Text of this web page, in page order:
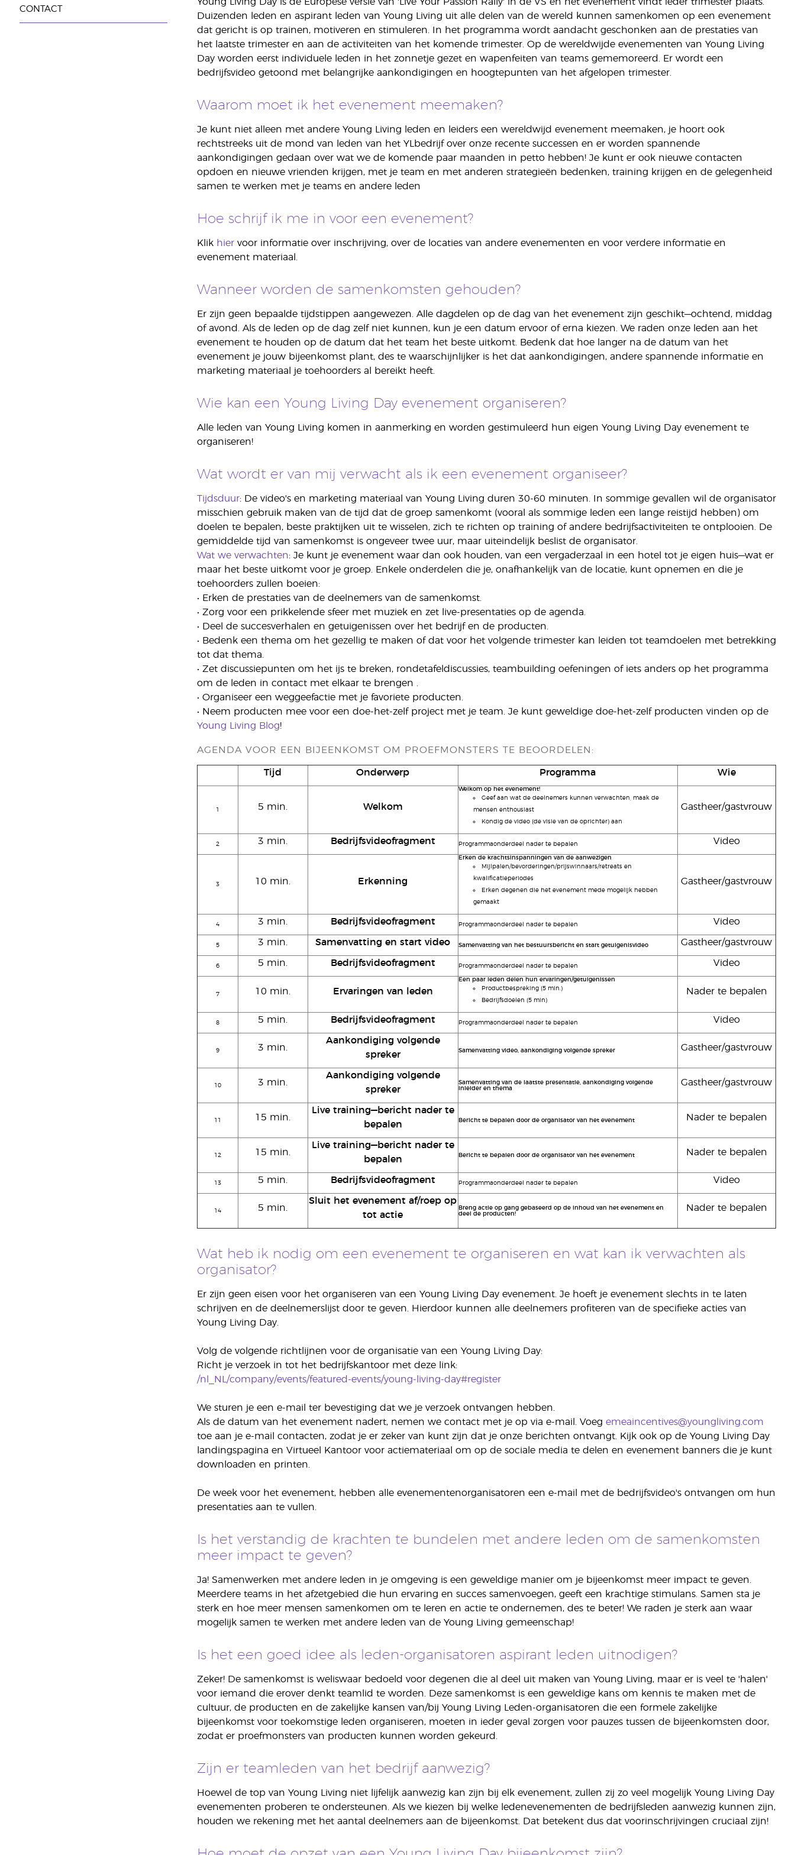
CONTACT
Duizenden leden en aspirant leden van Young Living uit alle delen van de wereld kunnen samenkomen op een evenement
dat gericht is op trainen, motiveren en stimuleren. In het programma wordt aandacht geschonken aan de prestaties van
het laatste trimester en aan de activiteiten van het komende trimester. Op de wereldwijde evenementen van Young Living
Day worden eerst individuele leden in het zonnetje gezet en wapenfeiten van teams gememoreerd. Er wordt een
bedrijfsvideo getoond met belangrijke aankondigingen en hoogtepunten van het afgelopen trimester.
Waarom moet ik het evenement meemaken?
Je kunt niet alleen met andere Young Living leden en leiders een wereldwijd evenement meemaken, je hoort ook
rechtstreeks uit de mond van leden van het YLbedrijf over onze recente successen en er worden spannende
aankondigingen gedaan over wat we de komende paar maanden in petto hebben! Je kunt er ook nieuwe contacten
opdoen en nieuwe vrienden krijgen, met je team en met anderen strategieën bedenken, training krijgen en de gelegenheid
samen te werken met je teams en andere leden
Hoe schrijf ik me in voor een evenement?
Klik hiervoor informatie over inschrijving, over de locaties van andere evenementen en voor verdere informatie en
evenement materiaal.
Wanneer worden de samenkomsten gehouden?
Er zijn geen bepaalde tijdstippen aangewezen. Alle dagdelen op de dag van het evenement zijn geschikt—ochtend, middag
of avond. Als de leden op de dag zelf niet kunnen, kun je een datum ervoor of erna kiezen. We raden onze leden aan het
evenement te houden op de datum dat het team het beste uitkomt. Bedenk dat hoe langer na de datum van het
evenement je jouw bijeenkomst plant, des te waarschijnlijker is het dat aankondigingen, andere spannende informatie en
marketing materiaal je toehoorders al bereikt heeft.
Wie kan een Young Living Day evenement organiseren?
Alle leden van Young Living komen in aanmerking en worden gestimuleerd hun eigen Young Living Day evenement te
organiseren!
Wat wordt er van mij verwacht als ik een evenement organiseer?
Tijdsduur: De video's en marketing materiaal van Young Living duren 30-60 minuten. In sommige gevallen wil de organisator
misschien gebruik maken van de tijd dat de groep samenkomt (vooral als sommige leden een lange reistijd hebben) om
doelen te bepalen, beste praktijken uit te wisselen, zich te richten op training of andere bedrijfsactiviteiten te ontplooien. De
gemiddelde tijd van samenkomst is ongeveer twee uur, maar uiteindelijk beslist de organisator.
Wat we verwachten: Je kunt je evenement waar dan ook houden, van een vergaderzaal in een hotel tot je eigen huis—wat er
maar het beste uitkomt voor je groep. Enkele onderdelen die je, onafhankelijk van de locatie, kunt opnemen en die je
toehoorders zullen boeien:
• Erken de prestaties van de deelnemers van de samenkomst.
• Zorg voor een prikkelende sfeer met muziek en zet live-presentaties op de agenda.
• Deel de succesverhalen en getuigenissen over het bedrijf en de producten.
• Bedenk een thema om het gezellig te maken of dat voor het volgende trimester kan leiden tot teamdoelen met betrekking
tot dat thema.
• Zet discussiepunten om het ijs te breken, rondetafeldiscussies, teambuilding oefeningen of iets anders op het programma
om de leden in contact met elkaar te brengen .
• Organiseer een weggeefactie met je favoriete producten.
• Neem producten mee voor een doe-het-zelf project met je team. Je kunt geweldige doe-het-zelf producten vinden op de
Young Living Blog!
AGENDA VOOR EEN BIJEENKOMST OM PROEFMONSTERS TE BEOORDELEN:
Tijd Onderwerp Programma Wie
1 5 min. Welkom
Welkom op het evenement!
Geef aan wat de deelnemers kunnen verwachten, maak de
mensen enthousiast
Kondig de video (de visie van de oprichter) aan
Gastheer/gastvrouw
2 3 min. Bedrijfsvideofragment Programmaonderdeel nader te bepalen Video
3 10 min. Erkenning
Erken de krachtsinspanningen van de aanwezigen
Mijlpalen/bevorderingen/prijswinnaars/retreats en
kwalificatieperiodes
Erken degenen die het evenement mede mogelijk hebben
gemaakt
Gastheer/gastvrouw
4 3 min. Bedrijfsvideofragment Programmaonderdeel nader te bepalen Video
5 3 min. Samenvatting en start video Samenvatting van het bestuursbericht en start getuigenisvideo Gastheer/gastvrouw
6 5 min. Bedrijfsvideofragment Programmaonderdeel nader te bepalen Video
7 10 min. Ervaringen van leden
Een paar leden delen hun ervaringen/getuigenissen
Productbespreking (5 min.)
Bedrijfsdoelen (5 min)
Nader te bepalen
8 5 min. Bedrijfsvideofragment Programmaonderdeel nader te bepalen Video
9 3 min.
Aankondiging volgende
spreker
Samenvatting video, aankondiging volgende spreker Gastheer/gastvrouw
10 3 min.
Aankondiging volgende
spreker
Samenvatting van de laatste presentatie, aankondiging volgende
inleider en thema
Gastheer/gastvrouw
11 15 min.
Live training—bericht nader te
bepalen
Bericht te bepalen door de organisator van het evenement Nader te bepalen
12 15 min.
Live training—bericht nader te
bepalen
Bericht te bepalen door de organisator van het evenement Nader te bepalen
13 5 min. Bedrijfsvideofragment Programmaonderdeel nader te bepalen Video
14 5 min.
Sluit het evenement af/roep op
tot actie
Breng actie op gang gebaseerd op de inhoud van het evenement en
deel de producten!
Nader te bepalen
Wat heb ik nodig om een evenement te organiseren en wat kan ik verwachten als
organisator?
Er zijn geen eisen voor het organiseren van een Young Living Day evenement. Je hoeft je evenement slechts in te laten
schrijven en de deelnemerslijst door te geven. Hierdoor kunnen alle deelnemers profiteren van de specifieke acties van
Young Living Day.
Volg de volgende richtlijnen voor de organisatie van een Young Living Day:
Richt je verzoek in tot het bedrijfskantoor met deze link:
/nl_NL/company/events/featured-events/young-living-day#register
We sturen je een e-mail ter bevestiging dat we je verzoek ontvangen hebben.
Als de datum van het evenement nadert, nemen we contact met je op via e-mail. Voeg emeaincentives@youngliving.com
toe aan je e-mail contacten, zodat je er zeker van kunt zijn dat je onze berichten ontvangt. Kijk ook op de Young Living Day
landingspagina en Virtueel Kantoor voor actiemateriaal om op de sociale media te delen en evenement banners die je kunt
downloaden en printen.
De week voor het evenement, hebben alle evenementenorganisatoren een e-mail met de bedrijfsvideo's ontvangen om hun
presentaties aan te vullen.
Is het verstandig de krachten te bundelen met andere leden om de samenkomsten
meer impact te geven?
Ja! Samenwerken met andere leden in je omgeving is een geweldige manier om je bijeenkomst meer impact te geven.
Meerdere teams in het afzetgebied die hun ervaring en succes samenvoegen, geeft een krachtige stimulans. Samen sta je
sterk en hoe meer mensen samenkomen om te leren en actie te ondernemen, des te beter! We raden je sterk aan waar
mogelijk samen te werken met andere leden van de Young Living gemeenschap!
Is het een goed idee als leden-organisatoren aspirant leden uitnodigen?
Zeker! De samenkomst is weliswaar bedoeld voor degenen die al deel uit maken van Young Living, maar er is veel te 'halen'
voor iemand die erover denkt teamlid te worden. Deze samenkomst is een geweldige kans om kennis te maken met de
cultuur, de producten en de zakelijke kansen van/bij Young Living Leden-organisatoren die een formele zakelijke
bijeenkomst voor toekomstige leden organiseren, moeten in ieder geval zorgen voor pauzes tussen de bijeenkomsten door,
zodat er proefmonsters van producten kunnen worden gekeurd.
Zijn er teamleden van het bedrijf aanwezig?
Hoewel de top van Young Living niet lijfelijk aanwezig kan zijn bij elk evenement, zullen zij zo veel mogelijk Young Living Day
evenementen proberen te ondersteunen. Als we kiezen bij welke ledenevenementen de bedrijfsleden aanwezig kunnen zijn,
houden we rekening met het aantal deelnemers aan de bijeenkomst. Dat betekent dus dat voorinschrijvingen cruciaal zijn!